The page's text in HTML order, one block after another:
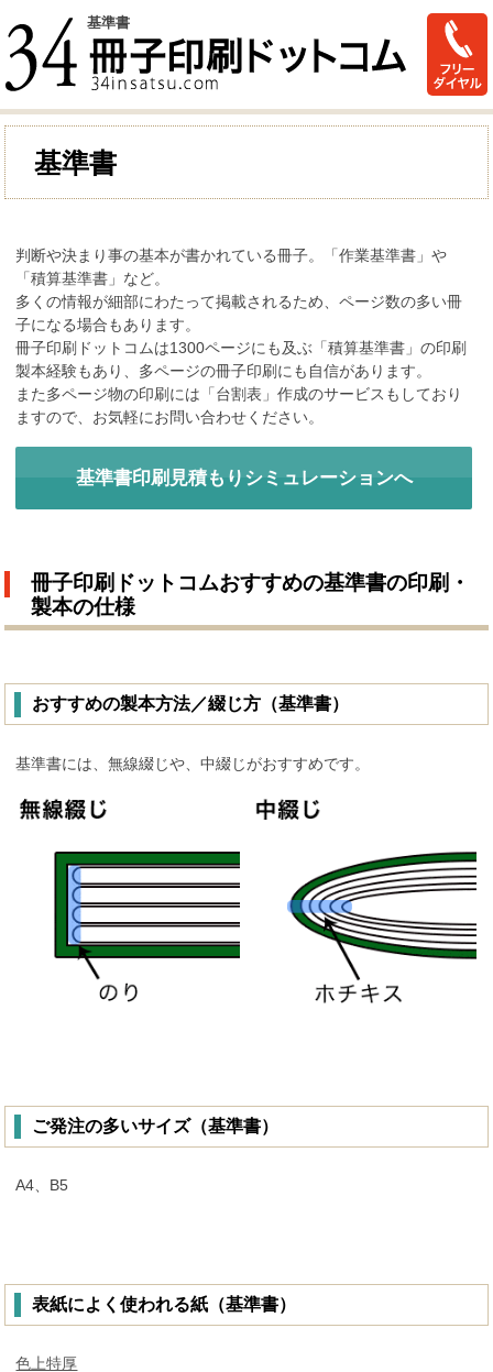
基準書
基準書
判断や決まり事の基本が書かれている冊子。「作業基準書」や
「積算基準書」など。
多くの情報が細部にわたって掲載されるため、ページ数の多い冊
子になる場合もあります。
冊子印刷ドットコムは1300ページにも及ぶ「積算基準書」の印刷
製本経験もあり、多ページの冊子印刷にも自信があります。
また多ページ物の印刷には「台割表」作成のサービスもしており
ますので、お気軽にお問い合わせください。
基準書印刷見積もりシミュレーションへ
冊子印刷ドットコムおすすめの基準書の印刷・
製本の仕様
おすすめの製本方法／綴じ方（基準書）
基準書には、無線綴じや、中綴じがおすすめです。
ご発注の多いサイズ（基準書）
A4、B5
表紙によく使われる紙（基準書）
色上特厚